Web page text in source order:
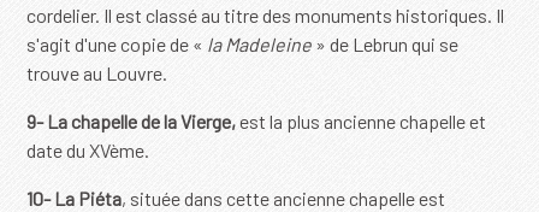
cordelier. Il est classé au titre des monuments historiques. Il
s'agit d'une copie de « la Madeleine » de Lebrun qui se
trouve au Louvre.
9-La chapelle de la Vierge,est la plus ancienne chapelle et
date du XVème.
10-La Piéta, située dans cette ancienne chapelle est